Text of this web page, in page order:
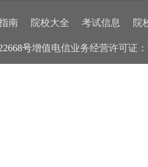
南 院校大全 考试信息 院
号增值电信业务经营许可证：